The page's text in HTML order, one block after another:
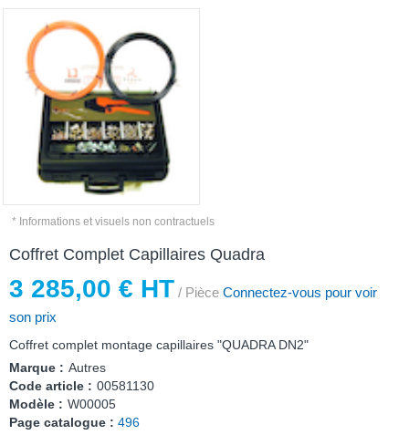
* Informations et visuels non contractuels
Coffret Complet Capillaires Quadra
3 285,00 € HT / Pièce Connectez-vous pour voir
son prix
Coffret complet montage capillaires "QUADRA DN2"
Marque : Autres
Code article : 00581130
Modèle : W00005
Page catalogue : 496